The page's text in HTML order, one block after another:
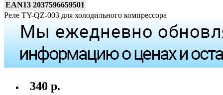
EAN13 2037596659501
Реле TY-QZ-003 для холодильного компрессора
340 р.